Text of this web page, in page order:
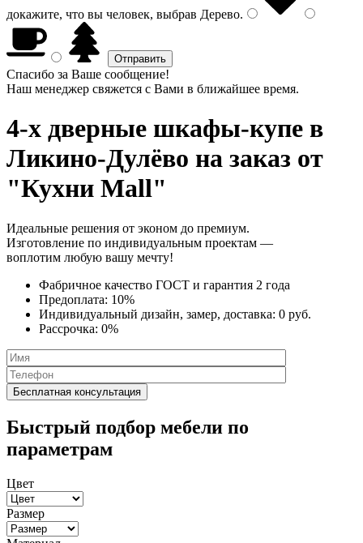
докажите, что вы человек, выбрав Дерево.
Спасибо за Ваше сообщение!
Наш менеджер свяжется с Вами в ближайшее время.
4-х дверные шкафы-купе в
Ликино-Дулёво на заказ от
"Кухни Mall"
Идеальные решения от эконом до премиум.
Изготовление по индивидуальным проектам —
воплотим любую вашу мечту!
Фабричное качество ГОСТ и гарантия 2 года
Предоплата: 10%
Индивидуальный дизайн, замер, доставка: 0 руб.
Рассрочка: 0%
Быстрый подбор мебели по
параметрам
Цвет
Размер